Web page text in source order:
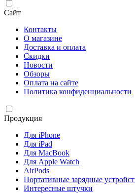
Сайт
Контакты
О магазине
Доставка и оплата
Скидки
Новости
Обзоры
Оплата на сайте
Политика конфиденциальности
Продукция
Для iPhone
Для iPad
Для MacBook
Для Apple Watch
AirPods
Портативные зарядные
Интересные штучки